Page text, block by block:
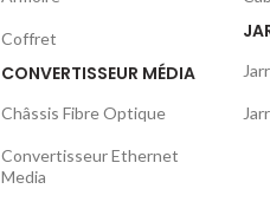
Coffret
CONVERTISSEUR MÉDIA
Châssis Fibre Optique
Convertisseur Ethernet
Media